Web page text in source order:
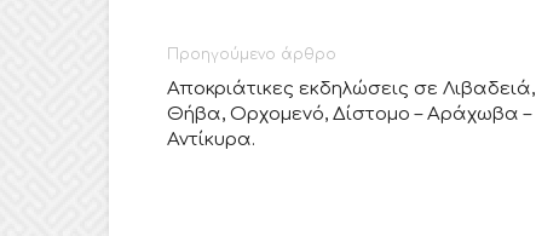
Προηγούμενο άρθρο
Αποκριάτικες εκδηλώσεις σε Λιβαδειά,
Θήβα, Ορχομενό, Δίστομο – Αράχωβα –
Αντίκυρα.